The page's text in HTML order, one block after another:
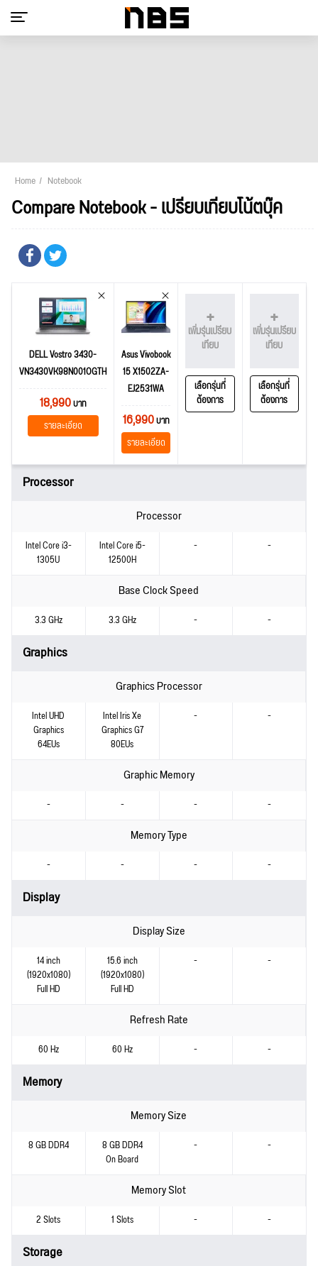
Home Notebook
Compare Notebook - เปรียบเทียบโน้ตบุ๊ค
DELL Vostro 3430-
VN3430VK98N001OGTH
18,990บาท
รายละเอียด
Asus Vivobook
15 X1502ZA-
EJ2531WA
16,990บาท
รายละเอียด
เพิ่มรุ่นเปรียบ
เทียบ
เลือกรุ่นที่
ต้องการ
เพิ่มรุ่นเปรียบ
เทียบ
เลือกรุ่นที่
ต้องการ
Processor
Processor
Intel Core i3-
1305U
Intel Core i5-
12500H
- -
Base Clock Speed
3.3 GHz 3.3 GHz - -
Graphics
Graphics Processor
Intel UHD
Graphics
64EUs
Intel Iris Xe
Graphics G7
80EUs
- -
Graphic Memory
- - - -
Memory Type
- - - -
Display
Display Size
14 inch
(1920x1080)
Full HD
15.6 inch
(1920x1080)
Full HD
- -
Refresh Rate
60 Hz 60 Hz - -
Memory
Memory Size
8 GB DDR4
8 GB DDR4
On Board
- -
Memory Slot
2 Slots 1 Slots - -
Storage